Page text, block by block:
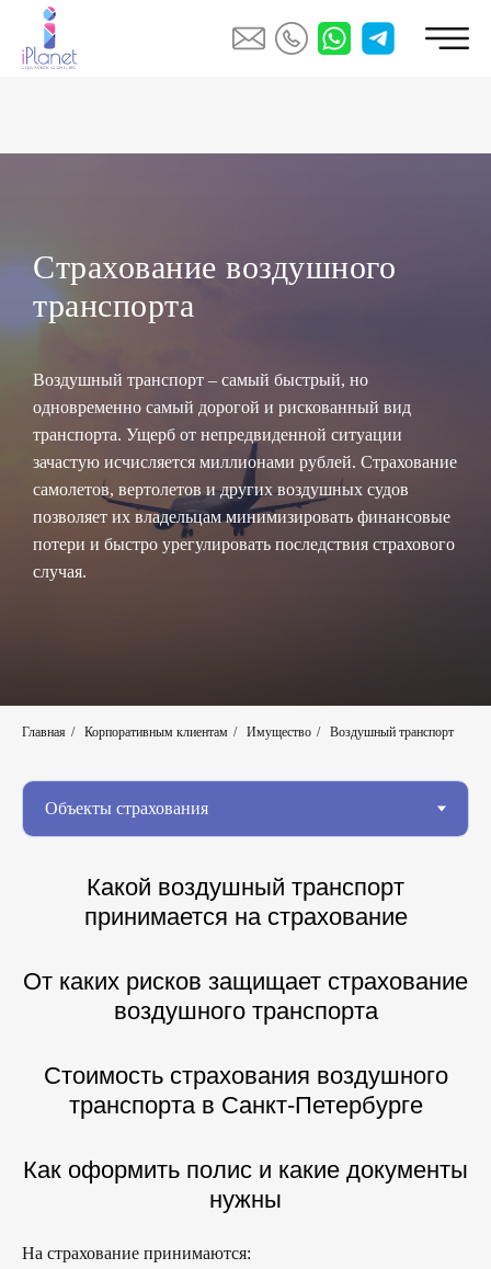
Страхование воздушного
транспорта
Воздушный транспорт – самый быстрый, но
одновременно самый дорогой и рискованный вид
транспорта. Ущерб от непредвиденной ситуации
зачастую исчисляется миллионами рублей. Страхование
самолетов, вертолетов и других воздушных судов
позволяет их владельцам минимизировать финансовые
потери и быстро урегулировать последствия страхового
случая.
Главная / Корпоративным клиентам / Имущество / Воздушный транспорт
Какой воздушный транспорт
принимается на страхование
От каких рисков защищает страхование
воздушного транспорта
Стоимость страхования воздушного
транспорта в Санкт-Петербурге
Как оформить полис и какие документы
нужны
На страхование принимаются: